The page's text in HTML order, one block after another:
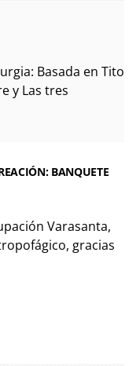
Basada en Tito
y Las tres
BANQUETE
Varasanta,
gracias